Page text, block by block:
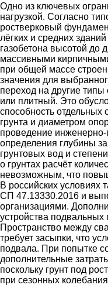
Одно из ключевых
нагрузкой. Согласно
ростверковый
лёгких и средних
газобетона высотой до
массивными
при общей массе
значения для
переход на другие типы
или плитный. Это
способность отдельных
грунта и диаметром
проведение инженерно-
определения глубины
грунтовых вод и
о грунтах расчёт
невозможным, что
В российских условиях
СП 47.13330.2016 и
организациями.
устройства
Пространство между
требует засыпки, что
подвала. При попытке
дополнительные
поскольку грунт под
при сезонных